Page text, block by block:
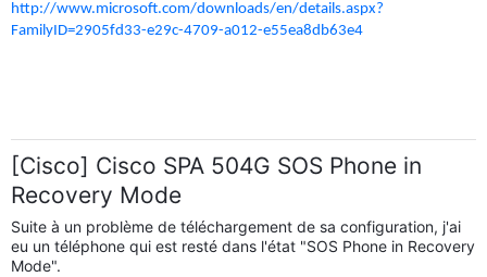
http://www.microsoft.com/downloads/en/details.aspx?
FamilyID=2905fd33-e29c-4709-a012-e55ea8db63e4
[Cisco] Cisco SPA 504G SOS Phone in
Recovery Mode
Suite à un problème de téléchargement de sa configuration, j'ai
eu un téléphone qui est resté dans l'état "SOS Phone in Recovery
Mode".